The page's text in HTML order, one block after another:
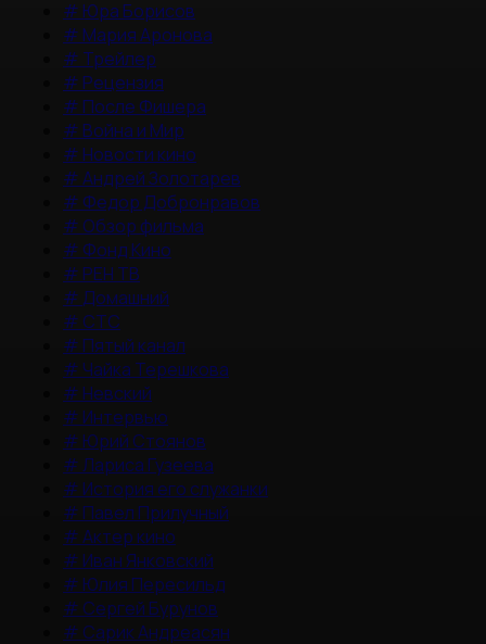
# Юра Борисов
# Мария Аронова
# Трейлер
# Рецензия
# После Фишера
# Война и Мир
# Новости кино
#Андрей Золотарев
# Федор Добронравов
# Обзор фильма
# Фонд Кино
# РЕН ТВ
# Домашний
# СТС
# Пятый канал
# Чайка Терешкова
# Невский
# Интервью
# Юрий Стоянов
#Лариса Гузеева
# История его служанки
# Павел Прилучный
#Актер кино
# Иван Янковский
# Юлия Пересильд
# Сергей Бурунов
# Сарик Андреасян